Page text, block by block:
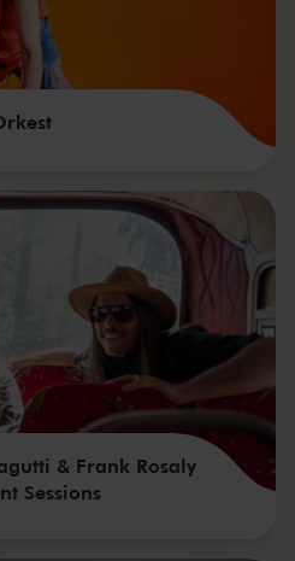
& Frank Rosaly
Sessions